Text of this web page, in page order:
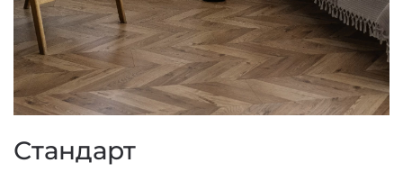
Стандарт